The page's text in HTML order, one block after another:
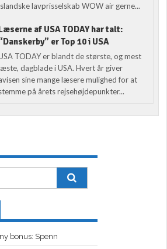
lavprisselskab WOW air gerne...
af USA TODAY har talt:
er Top 10 i USA
TODAY er blandt de største, og mest
dagblade i USA. Hvert år giver
sine mange læsere mulighed for at
på årets rejsehøjdepunkter...
bonus: Spenn